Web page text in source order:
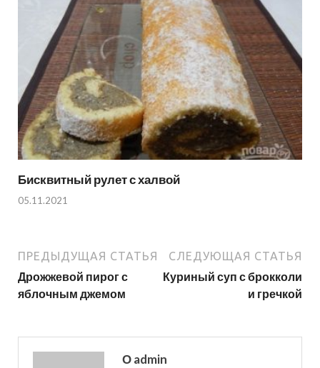
Бисквитный рулет с халвой
05.11.2021
ПРЕДЫДУЩАЯ СТАТЬЯ
Дрожжевой пирог с
яблочным джемом
СЛЕДУЮЩАЯ СТАТЬЯ
Куриный суп с брокколи
и гречкой
О admin